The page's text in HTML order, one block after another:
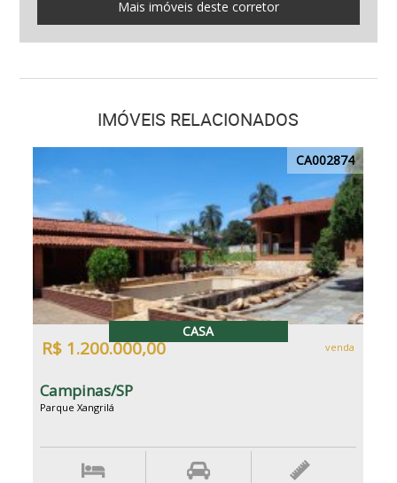
Mais imóveis deste corretor
IMÓVEIS RELACIONADOS
CA002874
CASA
R$ 1.200.000,00 venda
Campinas/SP
Parque Xangrilá